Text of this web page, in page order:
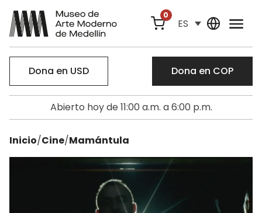
0
ES
Dona en USD Dona en COP
Abierto hoy de 11:00 a.m. a 6:00 p.m.
Inicio/Cine/Mamántula